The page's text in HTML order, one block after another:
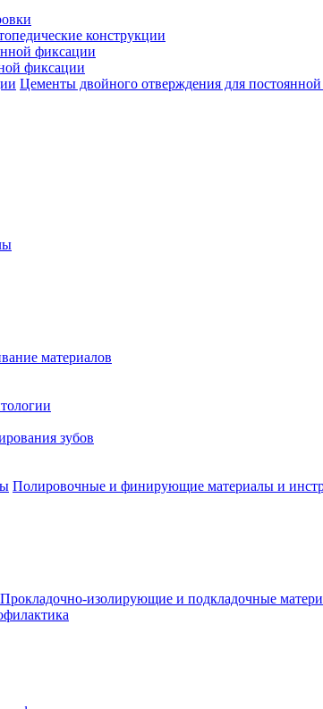
конструкции
фиксации
фиксации
Цементы двойного отверждения для
материалов
зубов
Полировочные и финирующие материалы и
Прокладочно-изолирующие и подкладочные